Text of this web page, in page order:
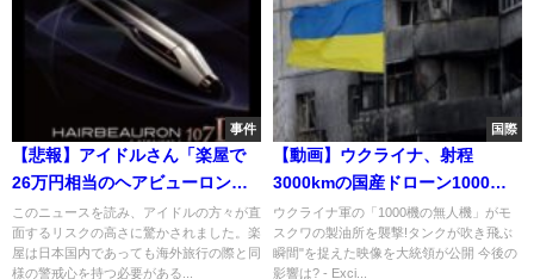
事件
【悲報】アイドルさん「楽屋で
26万円相当のヘアビューロンが
盗まれました。アイドルの楽屋
は日本じゃなくて海外旅行ぐら
い警戒したほうがいい。アイド
このニュースを読み、アイドルの方々が直
面するリスクの高さに驚かされました。楽
屋は日本国内であっても海外旅行の際と同
様の警戒心を持つ必要がある...
国際
【動画】ウクライナ、射程
3000kmの国産ドローン1000機
が首都モスクワを攻撃してしま
う
ウクライナ軍の「1000機の無人機」がモ
スクワの製油所を襲撃!タンクが吹き飛ぶ
瞬間"を捉えた映像を大統領が公開 今後の
影響は? - Exci...